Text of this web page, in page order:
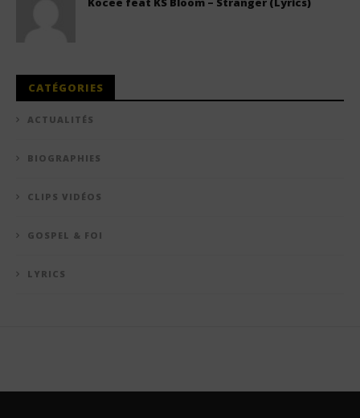
CATÉGORIES
ACTUALITÉS
BIOGRAPHIES
CLIPS VIDÉOS
GOSPEL & FOI
LYRICS